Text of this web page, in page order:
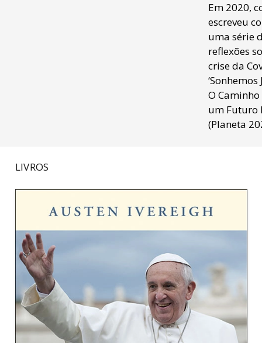
Em 2020,
escreveu
uma série
reflexões
crise da
‘Sonhemos
O
um Futuro
(Planeta
LIVROS